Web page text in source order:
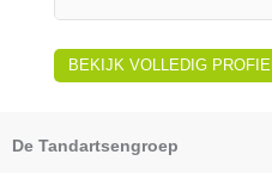
BEKIJK VOLLEDIG PROFIEL
De Tandartsengroep